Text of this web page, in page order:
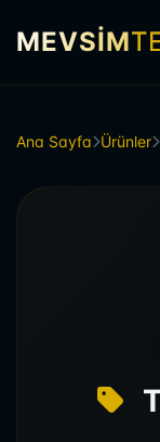
MEVSİM
Ana Sayfa Ürünler